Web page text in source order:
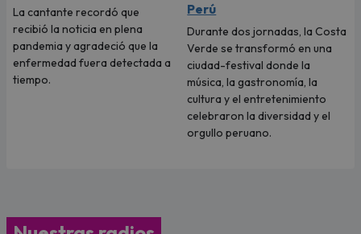
La cantante recordó que
recibió la noticia en plena
pandemia y agradeció que la
enfermedad fuera detectada a
tiempo.
Perú
Durante dos jornadas, la Costa
Verde se transformó en una
ciudad-festival donde la
música, la gastronomía, la
cultura y el entretenimiento
celebraron la diversidad y el
orgullo peruano.